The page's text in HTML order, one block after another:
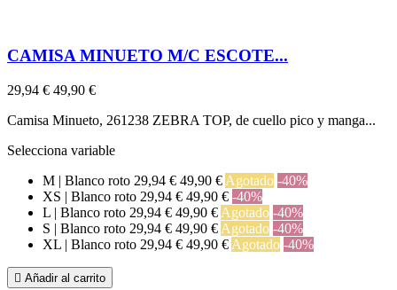
CAMISA MINUETO M/C ESCOTE...
29,94 € 49,90 €
Camisa Minueto, 261238 ZEBRA TOP, de cuello pico y manga...
Selecciona variable
M | Blanco roto 29,94 € 49,90 € Agotado -40%
XS | Blanco roto 29,94 € 49,90 € -40%
L | Blanco roto 29,94 € 49,90 € Agotado -40%
S | Blanco roto 29,94 € 49,90 € Agotado -40%
XL | Blanco roto 29,94 € 49,90 € Agotado -40%
 Añadir al carrito